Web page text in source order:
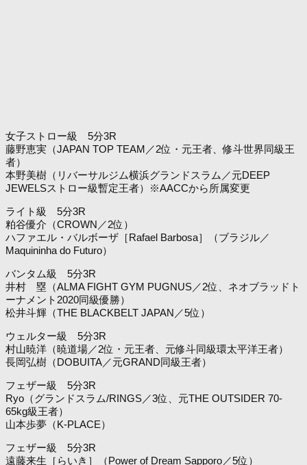
女子ストロー級 5分3R
藤野恵実（JAPAN TOP TEAM／2位・元王者、修斗世界同級王
者）
本野美樹（リバーサルジム横浜グランドスラム／元DEEP
JEWELSストロー級暫定王者）※AACCから所属変更
ライト級 5分3R
粕谷優介（CROWN／2位）
ハファエル・バルボーザ［Rafael Barbosa］（ブラジル／
Maquininha do Futuro）
バンタム級 5分3R
井村 塁（ALMA FIGHT GYM PUGNUS／2位、ネオブラッドト
ーナメント2020同級優勝）
松井斗輝（THE BLACKBELT JAPAN／5位）
ウェルター級 5分3R
村山暁洋（暁道場／2位・元王者、元修斗同級環太平洋王者）
長岡弘樹（DOBUITA／元GRAND同級王者）
フェザー級 5分3R
Ryo（グランドスラム/RINGS／3位、元THE OUTSIDER 70-
65kg級王者）
山本歩夢（K-PLACE）
フェザー級 5分3R
遠藤来生［らいき］（Power of Dream Sapporo／5位）